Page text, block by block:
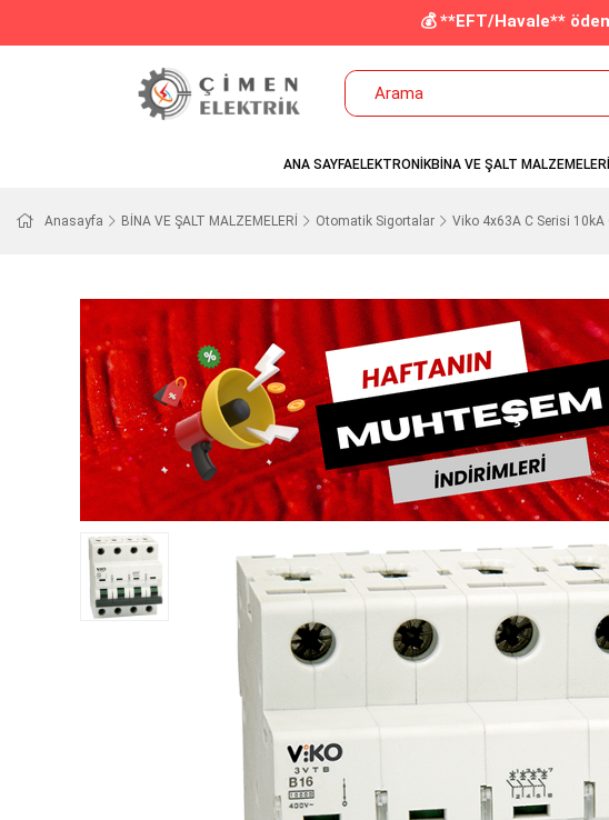
💰 **EFT/Havale**
ANA SAYFAELEKTRONİKBİNA VE ŞALT MALZEMELERİ
Anasayfa BİNA VE ŞALT MALZEMELERİ Otomatik Sigortalar Viko 4x63A C Serisi